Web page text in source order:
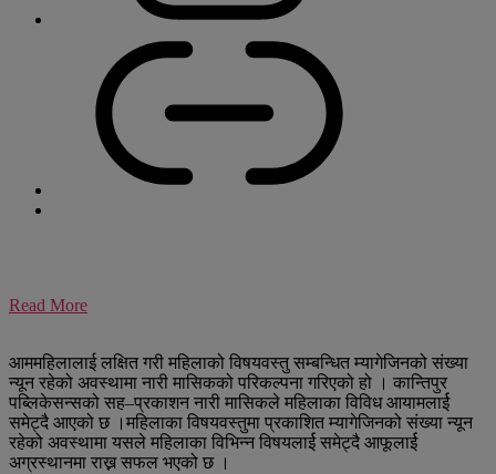
Read More
आममहिलालाई लक्षित गरी महिलाको विषयवस्तु सम्बन्धित म्यागेजिनको संख्या
न्यून रहेको अवस्थामा नारी मासिकको परिकल्पना गरिएको हो । कान्तिपुर
पब्लिकेसन्सको सह–प्रकाशन नारी मासिकले महिलाका विविध आयामलार्ई
समेट्दै आएको छ ।महिलाका विषयवस्तुमा प्रकाशित म्यागेजिनको संख्या न्यून
रहेको अवस्थामा यसले महिलाका विभिन्न विषयलार्ई समेट्दै आफूलार्ई
अग्रस्थानमा राख्न सफल भएको छ ।